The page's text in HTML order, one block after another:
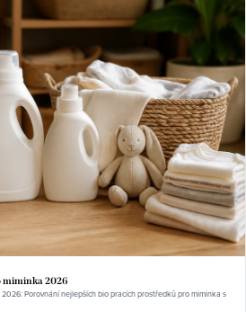
miminka 2026
Porovnání nejlepších bio pracích prostředků pro miminka s